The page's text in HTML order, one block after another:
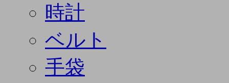
時計
ベルト
手袋